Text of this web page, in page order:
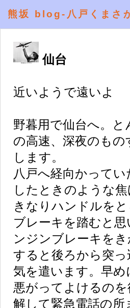
熊坂 blog-八戸くまさ
仙台
近いようで遠いよ
野暮用で仙台へ。
の高速、深夜のも
します。
八戸へ経向かって
したときのような
きなりハンドルを
ブレーキを踏むと
ンジンブレーキを
すると後ろから突
気を遣います。早
悪がってよけるの
解して緊急電話の